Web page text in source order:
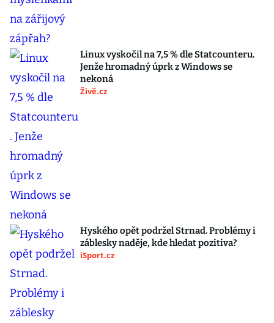
Linux vyskočil na 7,5 % dle Statcounteru.
Jenže hromadný úprk z Windows se
nekoná
Živě.cz
Hyského opět podržel Strnad. Problémy i
záblesky naděje, kde hledat pozitiva?
iSport.cz